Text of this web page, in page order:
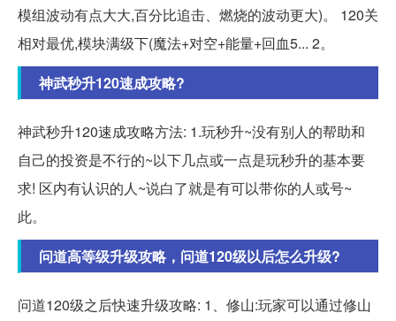
模组波动有点大大,百分比追击、燃烧的波动更大)。 120关
相对最优,模块满级下(魔法+对空+能量+回血5... 2。
神武秒升120速成攻略?
神武秒升120速成攻略方法: 1.玩秒升~没有别人的帮助和
自己的投资是不行的~以下几点或一点是玩秒升的基本要
求! 区内有认识的人~说白了就是有可以带你的人或号~
此。
问道高等级升级攻略，问道120级以后怎么升级?
问道120级之后快速升级攻略: 1、修山:玩家可以通过修山